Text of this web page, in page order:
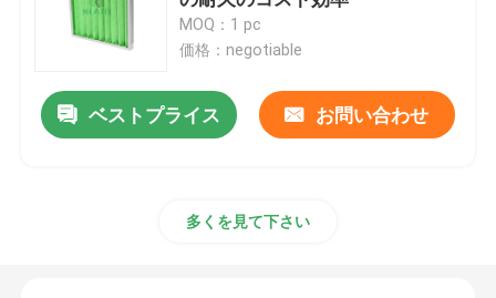
ファンのフィルター ユニットFFU
クリーンルームの空気シャワー
MOQ：1 pc
価格：negotiable
ベストプライス お問い合わせ
多くを見て下さい